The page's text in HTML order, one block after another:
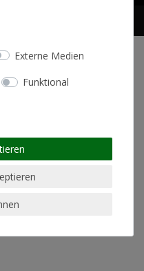
Externe Medien
Funktional